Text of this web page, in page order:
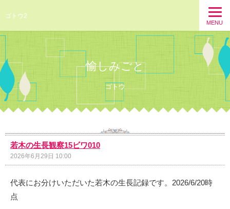
ゴトウ2
MENU
愉しみごと
ゴトウ
若木の生長観察15ビワ010
2026年6月29日 10:00
代表にお分けいただいた若木の生長記録です。2026/6/20時
点